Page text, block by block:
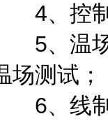
4、控制
5、温场
场测试；
6、线制